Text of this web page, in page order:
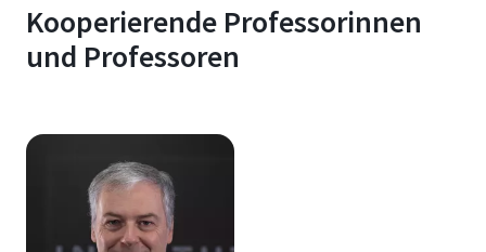
Kooperierende Professorinnen
und Professoren